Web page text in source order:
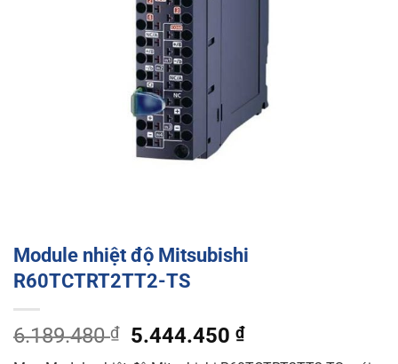
Module nhiệt độ Mitsubishi
R60TCTRT2TT2-TS
6.189.480₫
Original
price
5.444.450₫Current
price